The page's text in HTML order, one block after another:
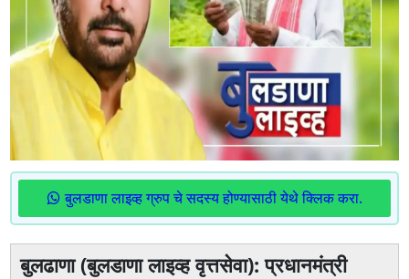
बुलडाणा लाइव्ह ग्रुप चे सदस्य होण्यासाठी येथे क्लिक करा.
बुलढाणा (बुलडाणा लाइव्ह वृत्तसेवा): प्रधानमंत्री